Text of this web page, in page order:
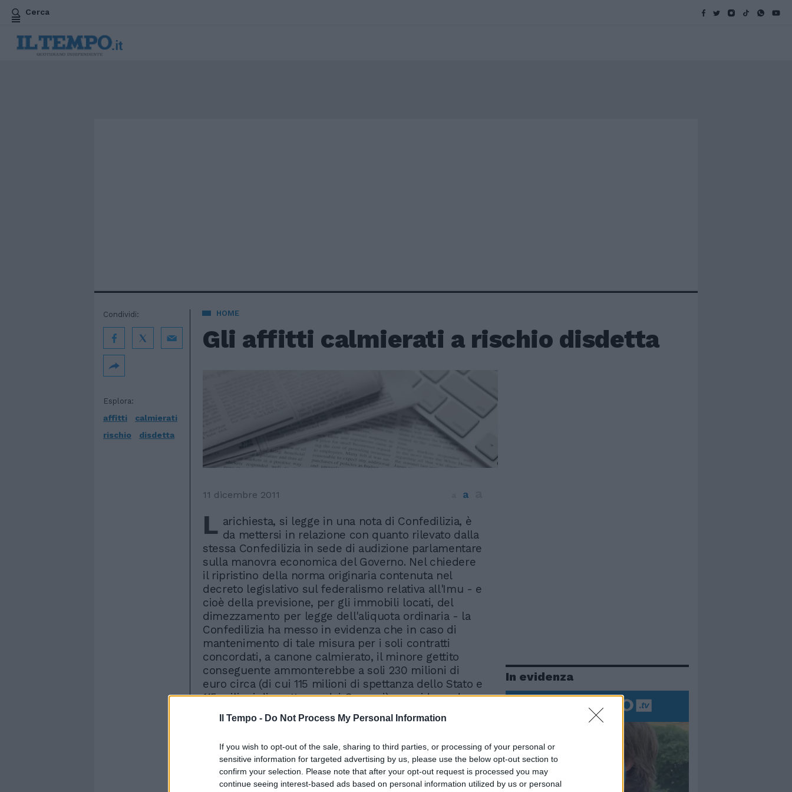
Il Tempo - Do Not Process My Personal Information
If you wish to opt-out of the sale, sharing to third parties, or processing of your personal or
sensitive information for targeted advertising by us, please use the below opt-out section to
confirm your selection. Please note that after your opt-out request is processed you may
continue seeing interest-based ads based on personal information utilized by us or personal
Cerca
HOME
Gli affitti calmierati a rischio disdetta
Esplora:
affitti
calmierati
rischio
disdetta
Condividi:
11 dicembre 2011 a
L arichiesta, si legge in una nota di Confedilizia, è
da mettersi in relazione con quanto rilevato dalla
stessa Confedilizia in sede di audizione parlamentare
sulla manovra economica del Governo. Nel chiedere
il ripristino della norma originaria contenuta nel
decreto legislativo sul federalismo relativa all'Imu - e
cioè della previsione, per gli immobili locati, del
dimezzamento per legge dell'aliquota ordinaria - la
Confedilizia ha messo in evidenza che in caso di
mantenimento di tale misura per i soli contratti
concordati, a canone calmierato, il minore gettito
conseguente ammonterebbe a soli 230 milioni di
euro circa (di cui 115 milioni di spettanza dello Stato e
115 milioni di spettanza dei Comuni), considerando
che - secondo dati Nomisma - in Italia il 25,3% delle
locazioni abitative sono a canone calmierato. Qualora
rimanesse immutato, il carico fiscale per i proprietari
aumenterebbe di oltre il 300%. Se si ipotizza, infatti, il
caso di un immobile abitativo locato con un contratto
In evidenza